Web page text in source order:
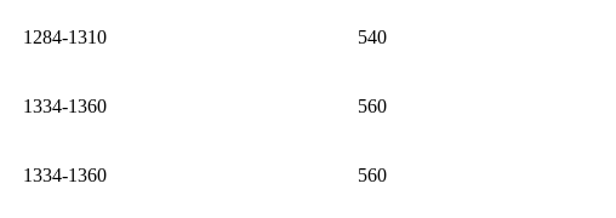
1284-1310 540
1334-1360 560
1334-1360 560